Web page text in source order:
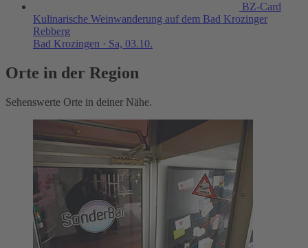
BZ-Card
Kulinarische Weinwanderung auf dem Bad Krozinger
Rebberg
Bad Krozingen · Sa, 03.10.
Orte in der Region
Sehenswerte Orte in deiner Nähe.